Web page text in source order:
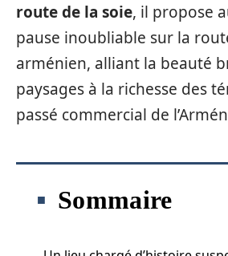
route de la soie, il propose
pause inoubliable sur la
arménien, alliant la beauté
paysages à la richesse des
passé commercial de
Sommaire